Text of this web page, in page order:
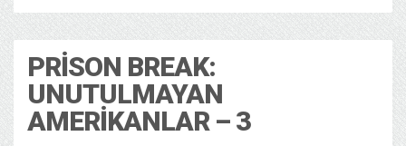
PRISON BREAK:
UNUTULMAYAN
AMERIKANLAR – 3